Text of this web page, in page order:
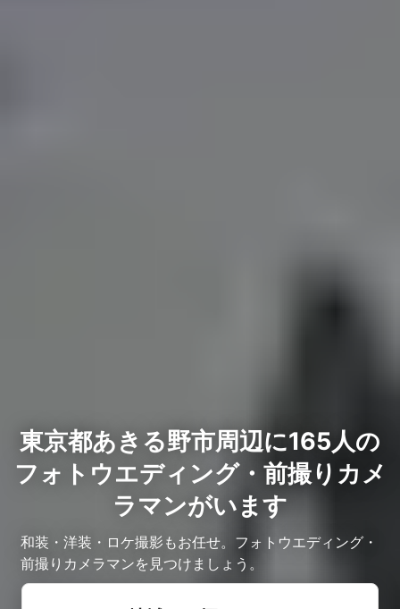
東京都あきる野市周辺に165人の
フォトウエディング・前撮りカメ
ラマンがいます
和装・洋装・ロケ撮影もお任せ。フォトウエディング・
前撮りカメラマンを見つけましょう。